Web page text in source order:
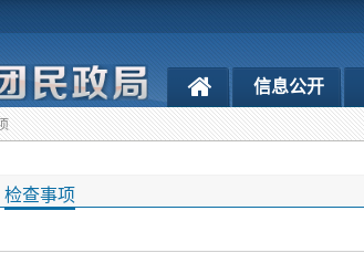
信息公开
检查事项